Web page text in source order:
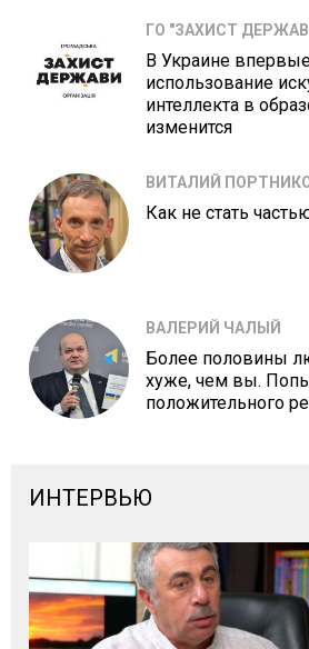
ГО "ЗАХИСТ
В Украине
использование
интеллекта в
изменится
ВИТАЛИЙ
Как не стать
ВАЛЕРИЙ ЧАЛЫЙ
Более половины
хуже, чем вы.
положительного
ИНТЕРВЬЮ